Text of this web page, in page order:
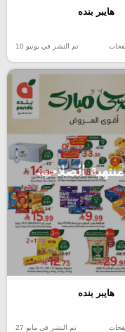
هايبر بنده
تم النشر في يونيو 10
منتهية الصلاحية
هايبر بنده
تم النشر في مايو 27